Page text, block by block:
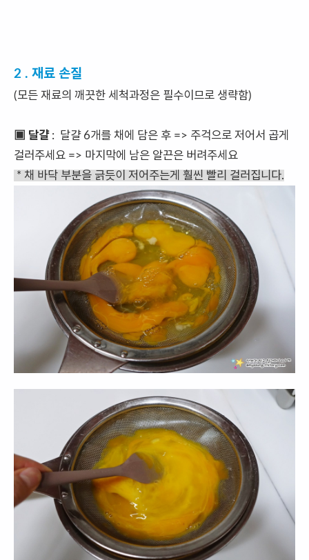
2 . 재료 손질
(모든 재료의 깨끗한 세척과정은 필수이므로 생략함)
▣ 달걀: 달걀 6개를 채에 담은 후 => 주걱으로 저어서 곱게
걸러주세요 => 마지막에 남은 알끈은 버려주세요
* 채 바닥 부분을 긁듯이 저어주는게 훨씬 빨리 걸러집니다.